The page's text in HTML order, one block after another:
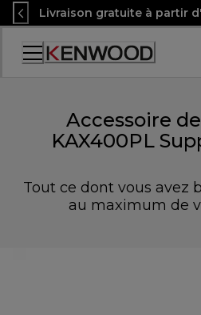
Skip
to
Content
Livraison gratuite à partir
Accessibility
Accessoire
KAX400PL
Tout ce dont vous avez
au maximum de